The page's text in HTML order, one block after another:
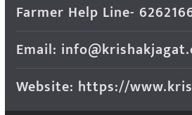
Farmer Help Line-
Email:
Website: https://